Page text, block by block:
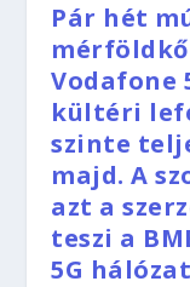
Pár hét
Vodafone
kültéri
szinte
majd. A
azt a
teszi a
5G